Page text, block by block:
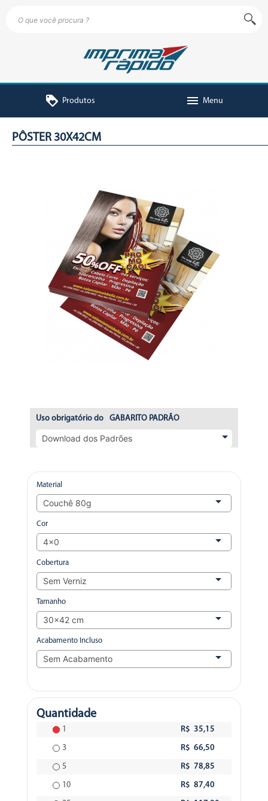
loyalty Produtos menu Menu
PÔSTER 30X42CM
Uso obrigatório do GABARITO PADRÃO
Material
Cor
Cobertura
Tamanho
Acabamento Incluso
Quantidade
1 R$ 35,15
3 R$ 66,50
5 R$ 78,85
10 R$ 87,40